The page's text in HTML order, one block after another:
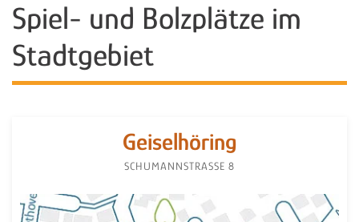
Spiel- und Bolzplätze im
Stadtgebiet
Geiselhöring
SCHUMANNSTRASSE 8